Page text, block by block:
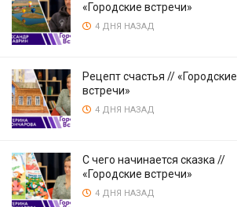
«Городские встречи»
4 ДНЯ НАЗАД
Рецепт счастья // «Городские
встречи»
4 ДНЯ НАЗАД
С чего начинается сказка //
«Городские встречи»
4 ДНЯ НАЗАД